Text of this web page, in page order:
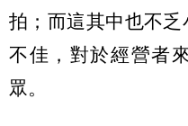
拍；而這其中也不
不佳，對於經營者
眾。